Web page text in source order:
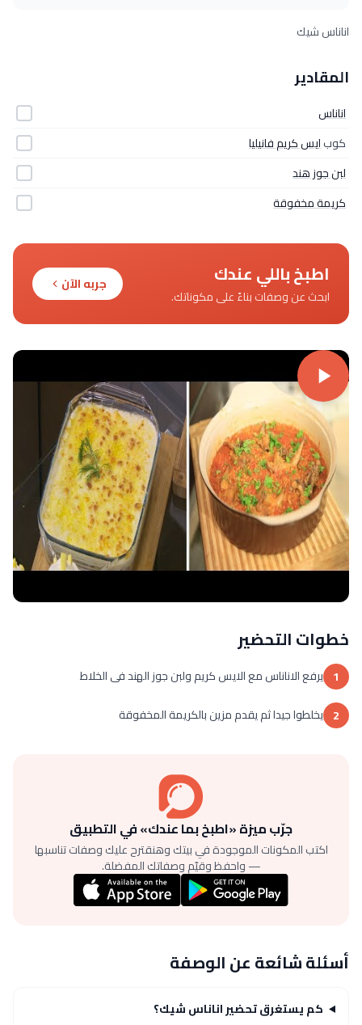
اناناس شيك
المقادير
اناناس
كوبايس كريم فانيليا
لبن جوز هند
كريمة مخفوقة
اطبخ باللي عندك
ابحث عن وصفات بناءً على مكوناتك.
جربه الآن
خطوات التحضير
1 يرفع الاناناس مع الايس كريم ولبن جوز الهند فى الخلاط
2 يخلطوا جيدا ثم يقدم مزين بالكريمة المخفوقة
جرّب ميزة «اطبخ بما عندك» في التطبيق
اكتب المكونات الموجودة في بيتك وهنقترح عليك وصفات تناسبها
— واحفظ وقيّم وصفاتك المفضلة.
أسئلة شائعة عن الوصفة
كم يستغرق تحضير اناناس شيك؟